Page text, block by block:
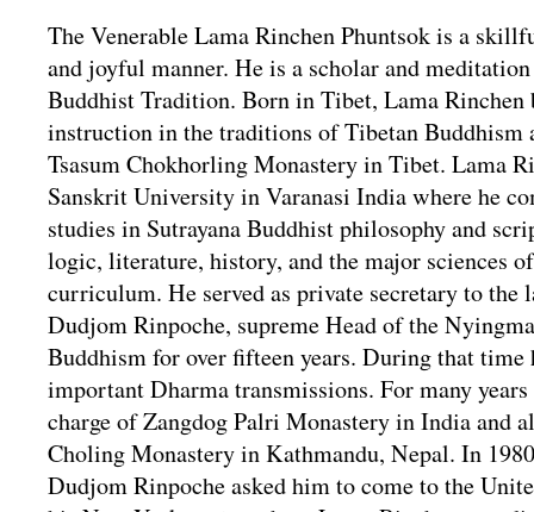
The Venerable Lama Rinchen Phuntsok is a
and joyful manner. He is a scholar and
Buddhist Tradition. Born in Tibet, Lama Rinchen
instruction in the traditions of Tibetan Buddhism
Tsasum Chokhorling Monastery in Tibet. Lama
Sanskrit University in Varanasi India where he
studies in Sutrayana Buddhist philosophy and
logic, literature, history, and the major sciences
curriculum. He served as private secretary to the
Dudjom Rinpoche, supreme Head of the
Buddhism for over fifteen years. During that time
important Dharma transmissions. For many
charge of Zangdog Palri Monastery in India and
Choling Monastery in Kathmandu, Nepal. In
Dudjom Rinpoche asked him to come to the